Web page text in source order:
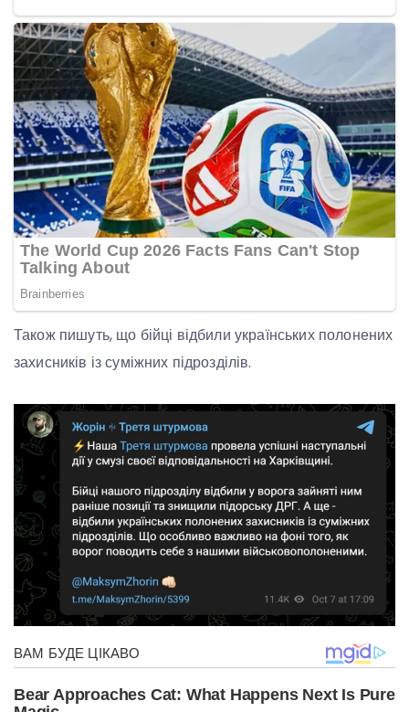
Також пишуть, що бійці відбили українських полонених
захисників із суміжних підрозділів.